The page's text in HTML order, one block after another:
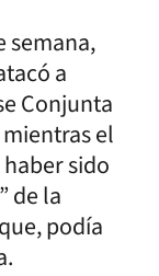
semana,
a
Conjunta
el
sido
de la
podía